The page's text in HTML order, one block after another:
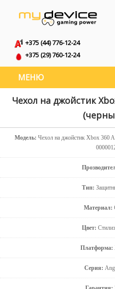
+375 (44) 776-12-24
+375 (29) 760-12-24
МЕНЮ
Чехол на джойстик
Модель: Чехол на джойстик Xbox 360
Тип:
Материал:
Цвет:
Платформа:
Серия: